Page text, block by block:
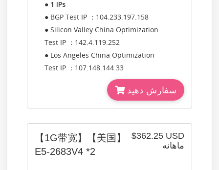
● 1 IPs
● BGP Test IP ：104.233.197.158
● Silicon Valley China Optimization
Test IP ：142.4.119.252
● Los Angeles China Optimization
Test IP ：107.148.144.33
سفارش دهید
$362.25 USD
ماهانه
【1G带宽】【美国】
E5-2683V4 *2